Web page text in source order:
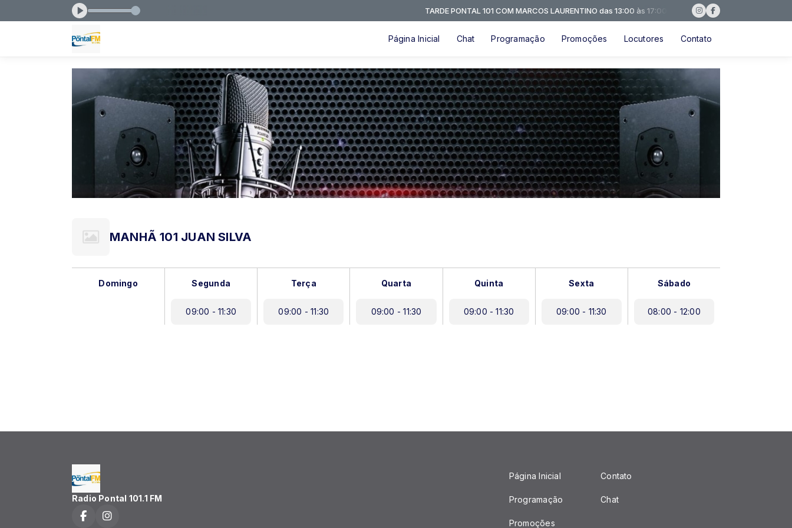
LAURENTINO das 13:00 às 17:00 TARDE PONTAL 101 COM MARCOS LAURENTINO das 13:00 às 17:00
Página Inicial Chat Programação Promoções Locutores Contato
MANHÃ 101 JUAN SILVA
Domingo Segunda
09:00 - 11:30
Terça
09:00 - 11:30
Quarta
09:00 - 11:30
Quinta
09:00 - 11:30
Sexta
09:00 - 11:30
Sábado
08:00 - 12:00
Radio Pontal 101.1 FM
Página Inicial
Programação
Promoções
Contato
Chat